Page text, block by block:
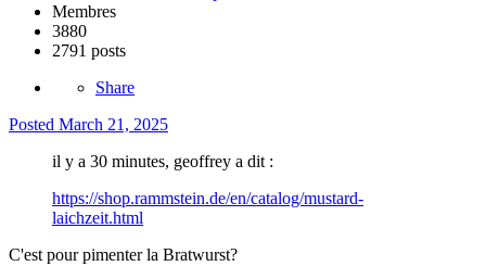
Membres
3880
2791 posts
Share
Posted March 21, 2025
il y a 30 minutes, geoffrey a dit :
https://shop.rammstein.de/en/catalog/mustard-
laichzeit.html
C'est pour pimenter la Bratwurst?